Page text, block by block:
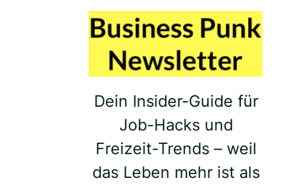
Dein Insider-Guide für
Job-Hacks und
Freizeit-Trends – weil
das Leben mehr ist als